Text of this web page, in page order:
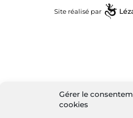
Gérer le
cookies
Site réalisé par